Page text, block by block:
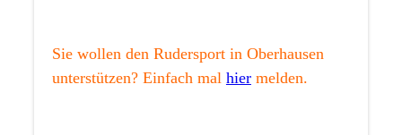
Sie wollen den Rudersport in Oberhausen
unterstützen? Einfach mal hiermelden.